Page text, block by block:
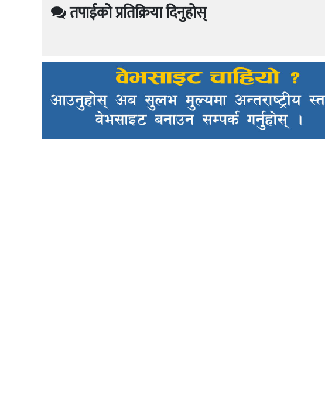
तपाईको प्रतिक्रिया दिनुहोस्